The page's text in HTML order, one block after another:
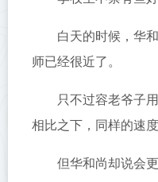
白天的时候，华
师已经很近了。
只不过容老爷子
相比之下，同样的速
但华和尚却说会